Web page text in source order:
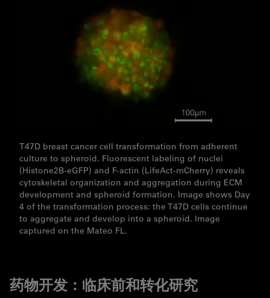
T47D breast cancer cell transformation from adherent
culture to spheroid. Fluorescent labeling of nuclei
(Histone2B-eGFP) and F-actin (LifeAct-mCherry) reveals
cytoskeletal organization and aggregation during ECM
development and spheroid formation. Image shows Day
4 of the transformation process: the T47D cells continue
to aggregate and develop into a spheroid. Image
captured on the Mateo FL.
药物开发：临床前和转化研究